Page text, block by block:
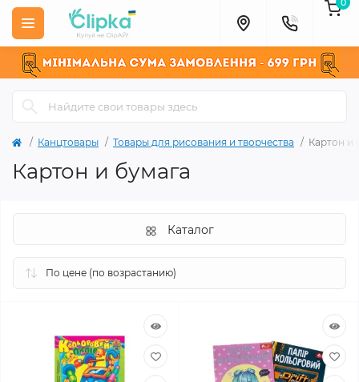
Канцтовары Товары для рисования и творчества Картон и
Картон и бумага
Каталог